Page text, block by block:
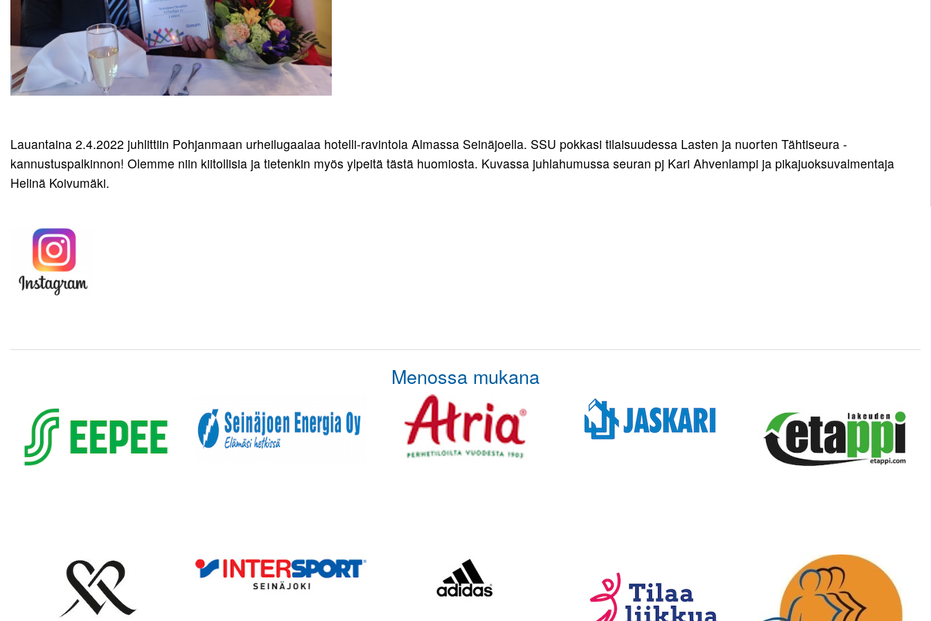
Lauantaina 2.4.2022 juhlittiin Pohjanmaan urheilugaalaa hotelli-ravintola Almassa Seinäjoella. SSU pokkasi tilaisuudessa Lasten ja nuorten Tähtiseura -
kannustuspalkinnon! Olemme niin kiitollisia ja tietenkin myös ylpeitä tästä huomiosta. Kuvassa juhlahumussa seuran pj Kari Ahvenlampi ja pikajuoksuvalmentaja
Helinä Koivumäki.
Menossa mukana